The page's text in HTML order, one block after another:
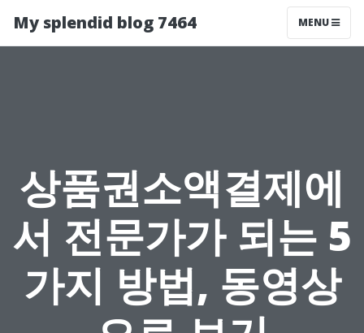
My splendid blog 7464 MENU
상품권소액결제에
서 전문가가 되는 5
가지 방법, 동영상